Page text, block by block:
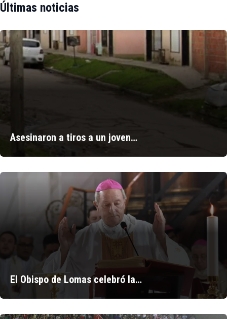
Últimas noticias
Asesinaron a tiros a un joven…
El Obispo de Lomas celebró la…